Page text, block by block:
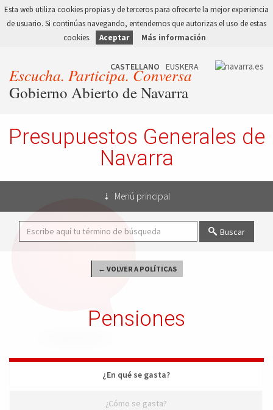
Esta web utiliza cookies propias y de terceros para ofrecerte la mejor experiencia
de usuario. Si continúas navegando, entendemos que autorizas el uso de estas
cookies.
Aceptar Más información
Escucha. Participa. Conversa
Gobierno Abierto de Navarra
Presupuestos Generales de
Navarra
Menú principal
Buscar
← VOLVER A POLÍTICAS
Pensiones
¿En qué se gasta?
¿Cómo se gasta?